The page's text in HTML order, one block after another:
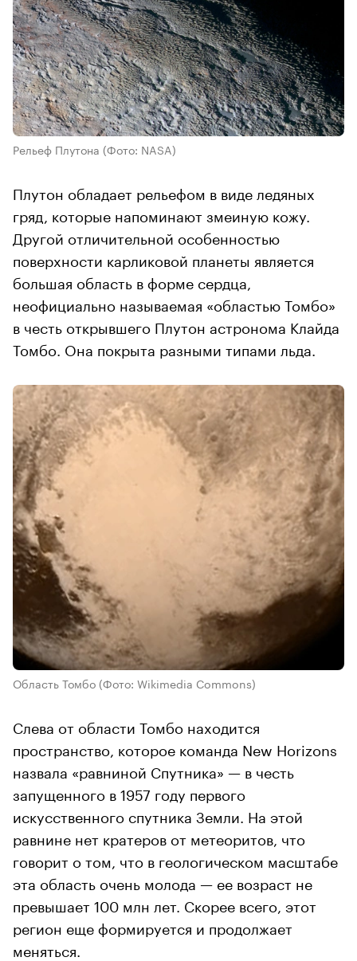
Рельеф Плутона (Фото: NASA)
Плутон обладает рельефом в виде ледяных
гряд, которые напоминают змеиную кожу.
Другой отличительной особенностью
поверхности карликовой планеты является
большая область в форме сердца,
неофициально называемая «областью Томбо»
в честь открывшего Плутон астронома Клайда
Томбо. Она покрыта разными типами льда.
Область Томбо (Фото: Wikimedia Commons)
Слева от области Томбо находится
пространство, которое команда New Horizons
назвала «равниной Спутника» — в честь
запущенного в 1957 году первого
искусственного спутника Земли. На этой
равнине нет кратеров от метеоритов, что
говорит о том, что в геологическом масштабе
эта область очень молода — ее возраст не
превышает 100 млн лет. Скорее всего, этот
регион еще формируется и продолжает
меняться.